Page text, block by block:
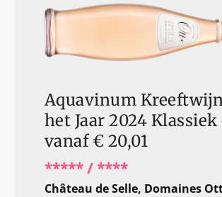
Aquavinum
het Jaar 2024 Klassiek
vanaf € 20,01
***** / ****
Château de Selle, Domaines